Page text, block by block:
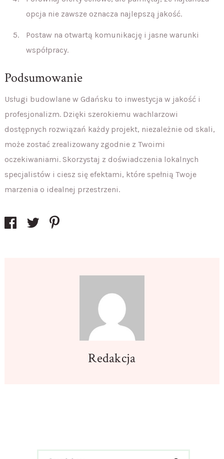
opcja nie zawsze oznacza najlepszą jakość.
Postaw na otwartą komunikację i jasne warunki
współpracy.
Podsumowanie
Usługi budowlane w Gdańsku to inwestycja w jakość i
profesjonalizm. Dzięki szerokiemu wachlarzowi
dostępnych rozwiązań każdy projekt, niezależnie od skali,
może zostać zrealizowany zgodnie z Twoimi
oczekiwaniami. Skorzystaj z doświadczenia lokalnych
specjalistów i ciesz się efektami, które spełnią Twoje
marzenia o idealnej przestrzeni.
Redakcja